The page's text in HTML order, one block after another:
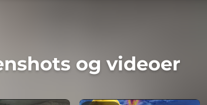
og videoer